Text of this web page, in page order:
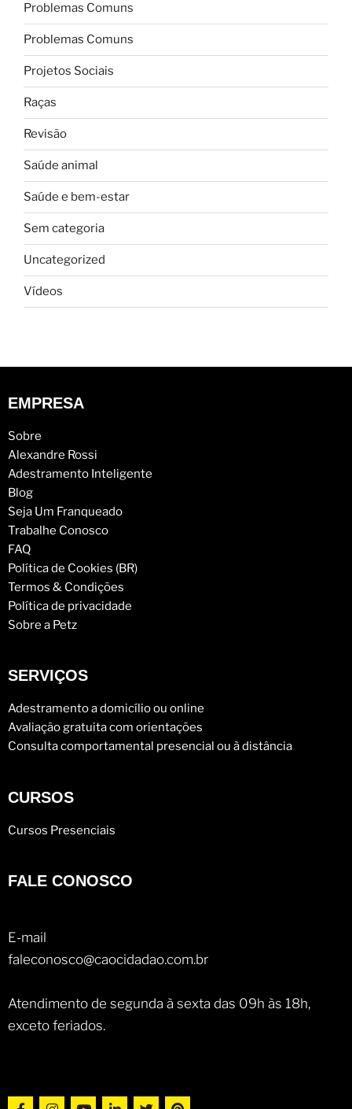
Problemas Comuns
Problemas Comuns
Projetos Sociais
Raças
Revisão
Saúde animal
Saúde e bem-estar
Sem categoria
Uncategorized
Vídeos
EMPRESA
Sobre
Alexandre Rossi
Adestramento Inteligente
Blog
Seja Um Franqueado
Trabalhe Conosco
FAQ
Política de Cookies (BR)
Termos & Condições
Política de privacidade
Sobre a Petz
SERVIÇOS
Adestramento a domicílio ou online
Avaliação gratuita com orientações
Consulta comportamental presencial ou à distância
CURSOS
Cursos Presenciais
FALE CONOSCO
E-mail
faleconosco@caocidadao.com.br
Atendimento de segunda à sexta das 09h às 18h,
exceto feriados.